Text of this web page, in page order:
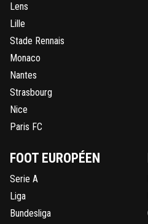
Lens
Lille
Stade Rennais
Monaco
Nantes
Strasbourg
Nice
Paris FC
FOOT EUROPÉEN
Serie A
Liga
Bundesliga